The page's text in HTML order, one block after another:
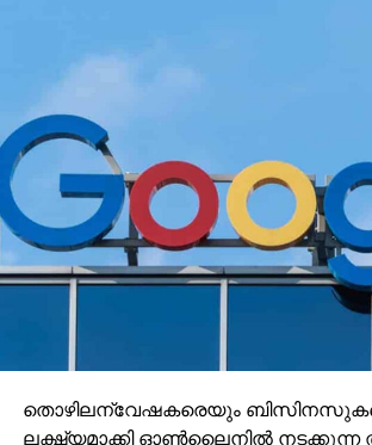
തള്ളലില്‍ കൂടിയ അമളി; ഗ്രേറ്റ്
സോഷ്യല്‍ മീഡിയ
തൊഴിലന്വേഷകരെയും
ലക്ഷ്യമാക്കി ഓണ്‍ലൈനില്‍ നടക്കുന്ന